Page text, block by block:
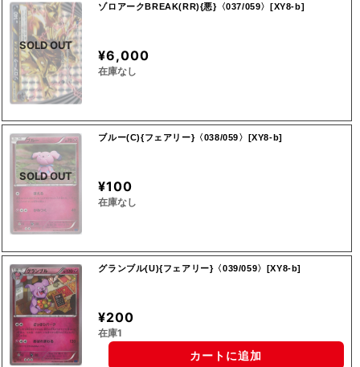
SOLD OUT
ゾロアークBREAK(RR){悪}〈037/059〉[XY8-b]
¥6,000
在庫なし
SOLD OUT
ブルー(C){フェアリー}〈038/059〉[XY8-b]
¥100
在庫なし
グランブル(U){フェアリー}〈039/059〉[XY8-b]
¥200
在庫1
カートに追加